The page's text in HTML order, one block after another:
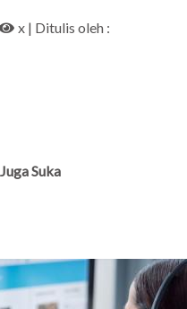
x | Ditulis oleh :
Suka